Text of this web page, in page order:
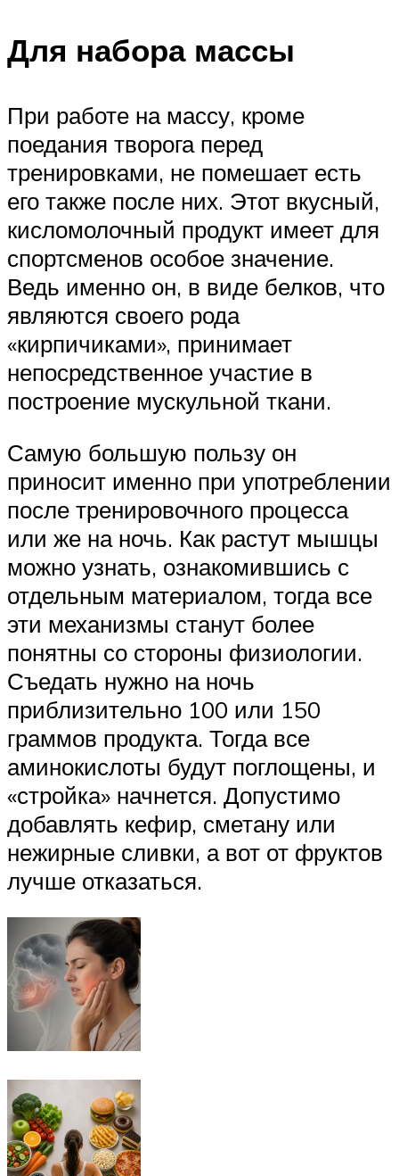
Для набора массы
При работе на массу, кроме
поедания творога перед
тренировками, не помешает есть
его также после них. Этот вкусный,
кисломолочный продукт имеет для
спортсменов особое значение.
Ведь именно он, в виде белков, что
являются своего рода
«кирпичиками», принимает
непосредственное участие в
построение мускульной ткани.
Самую большую пользу он
приносит именно при употреблении
после тренировочного процесса
или же на ночь. Как растут мышцы
можно узнать, ознакомившись с
отдельным материалом, тогда все
эти механизмы станут более
понятны со стороны физиологии.
Съедать нужно на ночь
приблизительно 100 или 150
граммов продукта. Тогда все
аминокислоты будут поглощены, и
«стройка» начнется. Допустимо
добавлять кефир, сметану или
нежирные сливки, а вот от фруктов
лучше отказаться.